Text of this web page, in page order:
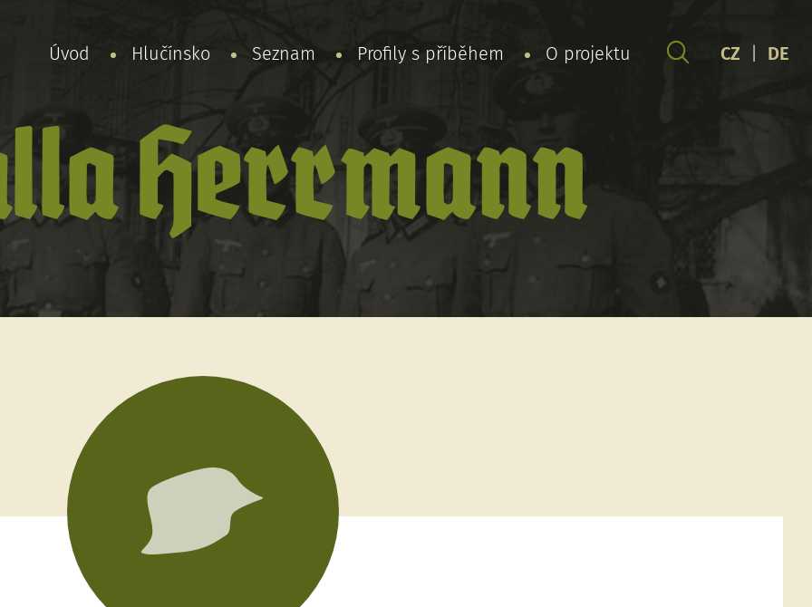
Úvod Hlučínsko Seznam Profily s příběhem O projektu CZ DE
Herrmann